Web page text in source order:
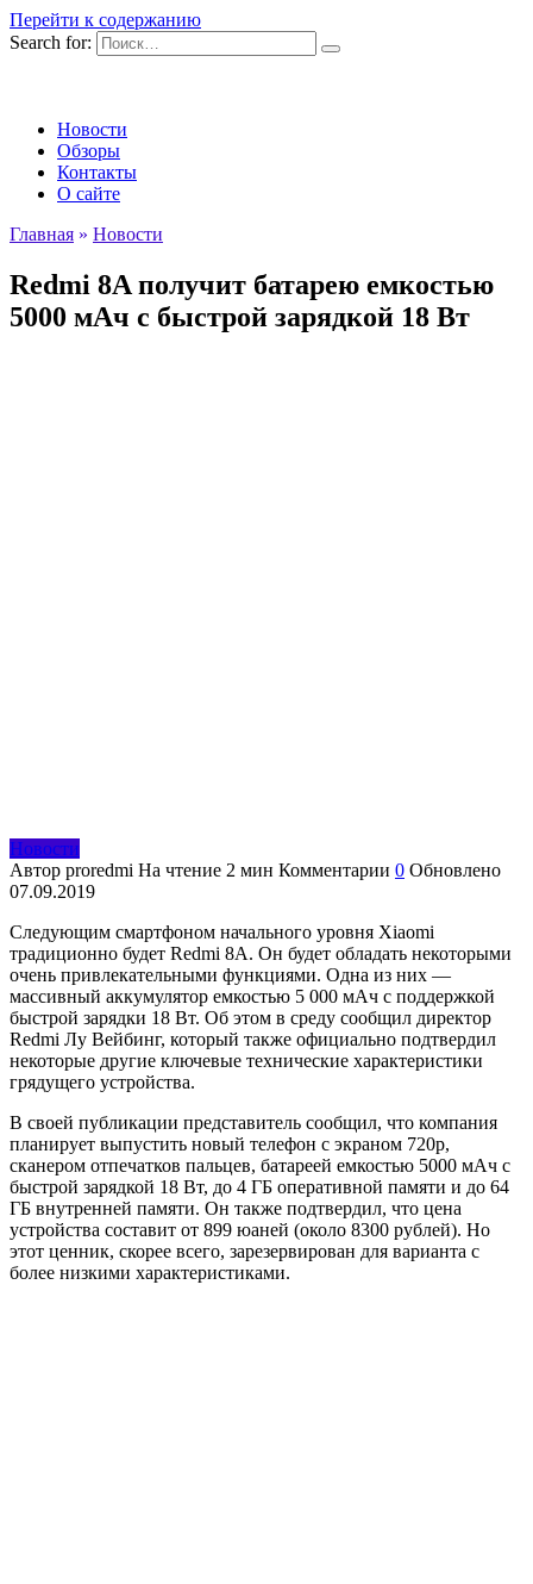
Перейти к содержанию
Search for:
Новости
Обзоры
Контакты
О сайте
Главная » Новости
Redmi 8A получит батарею емкостью
5000 мАч с быстрой зарядкой 18 Вт
Новости
Автор proredmi На чтение 2 мин Комментарии 0 Обновлено
07.09.2019
Следующим смартфоном начального уровня Xiaomi
традиционно будет Redmi 8A. Он будет обладать некоторыми
очень привлекательными функциями. Одна из них —
массивный аккумулятор емкостью 5 000 мАч с поддержкой
быстрой зарядки 18 Вт. Об этом в среду сообщил директор
Redmi Лу Вейбинг, который также официально подтвердил
некоторые другие ключевые технические характеристики
грядущего устройства.
В своей публикации представитель сообщил, что компания
планирует выпустить новый телефон с экраном 720p,
сканером отпечатков пальцев, батареей емкостью 5000 мАч с
быстрой зарядкой 18 Вт, до 4 ГБ оперативной памяти и до 64
ГБ внутренней памяти. Он также подтвердил, что цена
устройства составит от 899 юаней (около 8300 рублей). Но
этот ценник, скорее всего, зарезервирован для варианта с
более низкими характеристиками.